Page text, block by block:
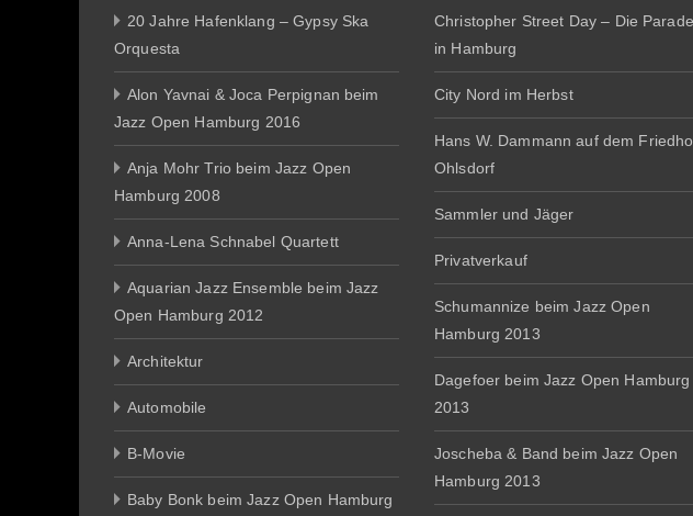
20 Jahre Hafenklang – Gypsy Ska
Orquesta
Alon Yavnai & Joca Perpignan beim
Jazz Open Hamburg 2016
Anja Mohr Trio beim Jazz Open
Hamburg 2008
Anna-Lena Schnabel Quartett
Aquarian Jazz Ensemble beim Jazz
Open Hamburg 2012
Architektur
Automobile
B-Movie
Baby Bonk beim Jazz Open Hamburg
Christopher Street Day – Die
in Hamburg
City Nord im Herbst
Hans W. Dammann auf dem
Ohlsdorf
Sammler und Jäger
Privatverkauf
Schumannize beim Jazz Open
Hamburg 2013
Dagefoer beim Jazz Open Hamburg
2013
Joscheba & Band beim Jazz Open
Hamburg 2013